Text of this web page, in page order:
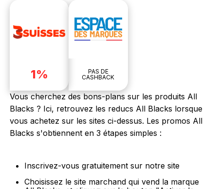
1%
PAS DE
CASHBACK
Vous cherchez des bons-plans sur les produits All
Blacks ? Ici, retrouvez les reducs All Blacks lorsque
vous achetez sur les sites ci-dessus. Les promos All
Blacks s'obtiennent en 3 étapes simples :
Inscrivez-vous gratuitement sur notre site
Choisissez le site marchand qui vend la marque